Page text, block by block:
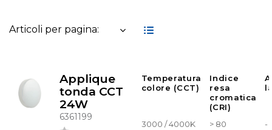
Articoli per pagina:
Applique
tonda CCT
24W
6361199
Temperatura
colore (CCT)
Indice
resa
cromatica
(CRI)
3000 / 4000K > 80 -